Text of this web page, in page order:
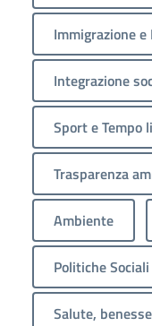
Immigrazione
Integrazione
Sport e Tempo
Trasparenza
Ambiente
Politiche Sociali
Salute,